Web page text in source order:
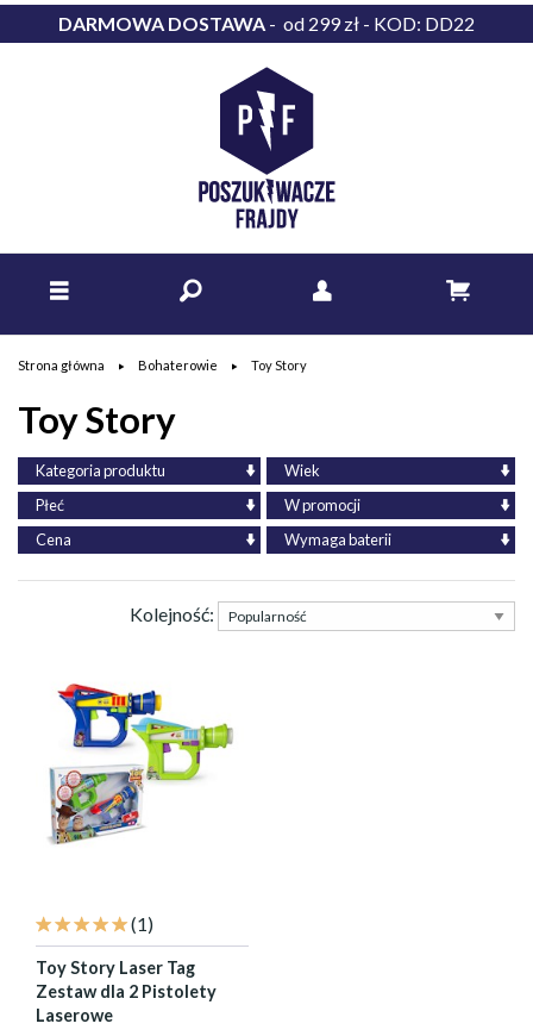
DARMOWA DOSTAWA - od 299 zł - KOD: DD22
Strona główna Bohaterowie Toy Story
Toy Story
Kategoria produktu
Wiek
Płeć
W promocji
Cena
Wymaga baterii
Kolejność:
(1)
Toy Story Laser Tag
Zestaw dla 2 Pistolety
Laserowe